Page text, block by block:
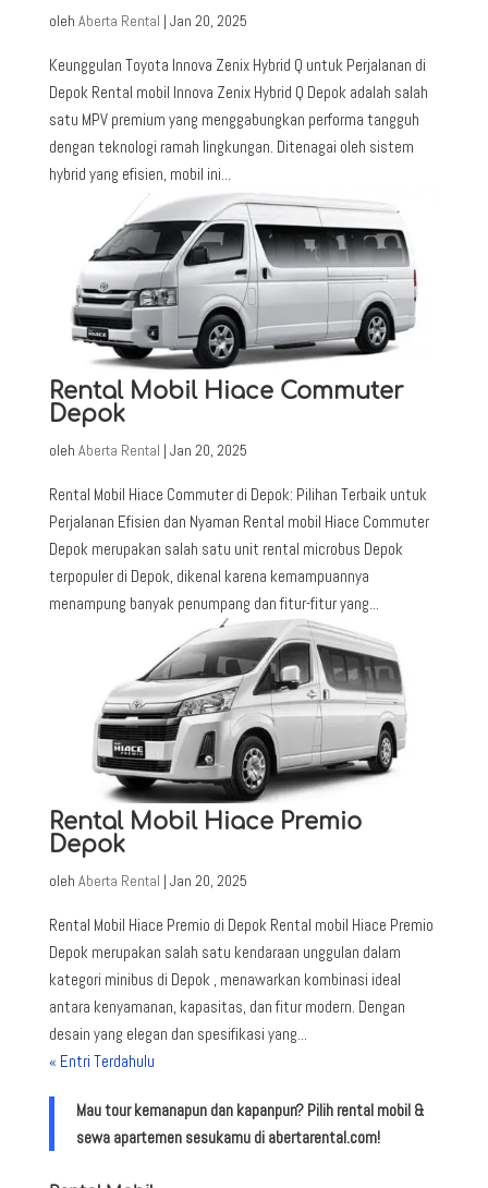
oleh Aberta Rental | Jan 20, 2025
Keunggulan Toyota Innova Zenix Hybrid Q untuk Perjalanan di
Depok Rental mobil Innova Zenix Hybrid Q Depok adalah salah
satu MPV premium yang menggabungkan performa tangguh
dengan teknologi ramah lingkungan. Ditenagai oleh sistem
hybrid yang efisien, mobil ini...
Rental Mobil Hiace Commuter
Depok
oleh Aberta Rental | Jan 20, 2025
Rental Mobil Hiace Commuter di Depok: Pilihan Terbaik untuk
Perjalanan Efisien dan Nyaman Rental mobil Hiace Commuter
Depok merupakan salah satu unit rental microbus Depok
terpopuler di Depok, dikenal karena kemampuannya
menampung banyak penumpang dan fitur-fitur yang...
Rental Mobil Hiace Premio
Depok
oleh Aberta Rental | Jan 20, 2025
Rental Mobil Hiace Premio di Depok Rental mobil Hiace Premio
Depok merupakan salah satu kendaraan unggulan dalam
kategori minibus di Depok , menawarkan kombinasi ideal
antara kenyamanan, kapasitas, dan fitur modern. Dengan
desain yang elegan dan spesifikasi yang...
« Entri Terdahulu
Mau tour kemanapun dan kapanpun? Pilih rental mobil &
sewa apartemen sesukamu di abertarental.com!